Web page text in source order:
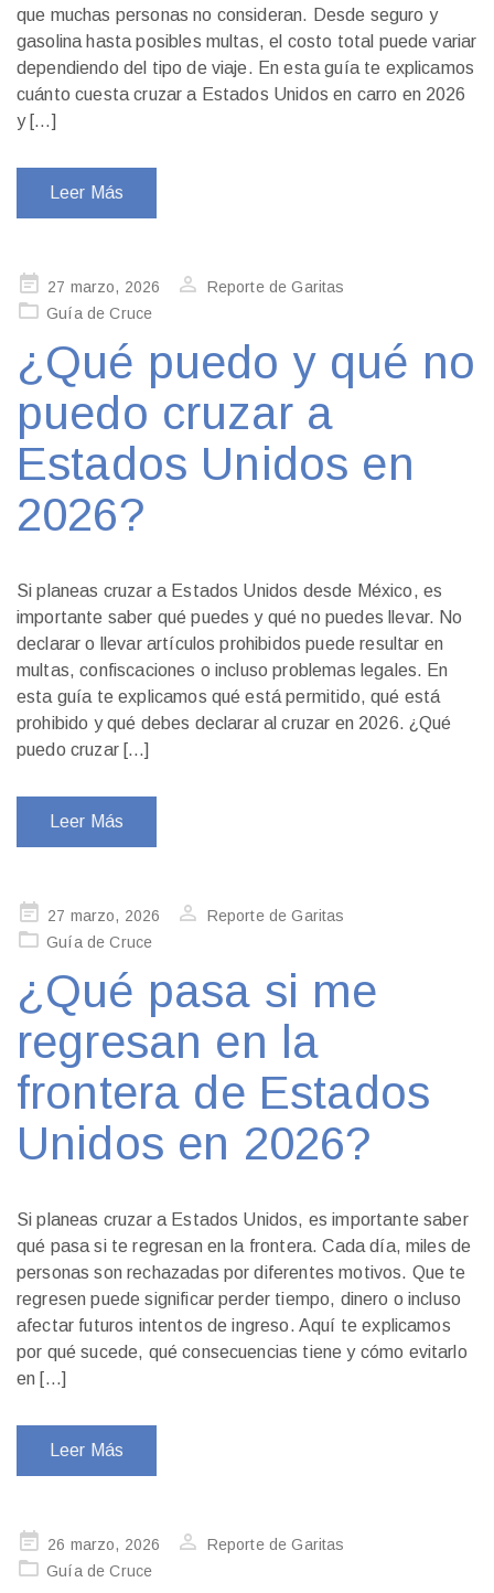
que muchas personas no consideran. Desde seguro y
gasolina hasta posibles multas, el costo total puede variar
dependiendo del tipo de viaje. En esta guía te explicamos
cuánto cuesta cruzar a Estados Unidos en carro en 2026
y […]
Leer Más
Publicado
en
27 marzo, 2026
Reporte de Garitas
Guía de Cruce
¿Qué puedo y qué no
puedo cruzar a
Estados Unidos en
2026?
Si planeas cruzar a Estados Unidos desde México, es
importante saber qué puedes y qué no puedes llevar. No
declarar o llevar artículos prohibidos puede resultar en
multas, confiscaciones o incluso problemas legales. En
esta guía te explicamos qué está permitido, qué está
prohibido y qué debes declarar al cruzar en 2026. ¿Qué
puedo cruzar […]
Leer Más
Publicado
en
27 marzo, 2026
Reporte de Garitas
Guía de Cruce
¿Qué pasa si me
regresan en la
frontera de Estados
Unidos en 2026?
Si planeas cruzar a Estados Unidos, es importante saber
qué pasa si te regresan en la frontera. Cada día, miles de
personas son rechazadas por diferentes motivos. Que te
regresen puede significar perder tiempo, dinero o incluso
afectar futuros intentos de ingreso. Aquí te explicamos
por qué sucede, qué consecuencias tiene y cómo evitarlo
en […]
Leer Más
Publicado
en
26 marzo, 2026
Reporte de Garitas
Guía de Cruce